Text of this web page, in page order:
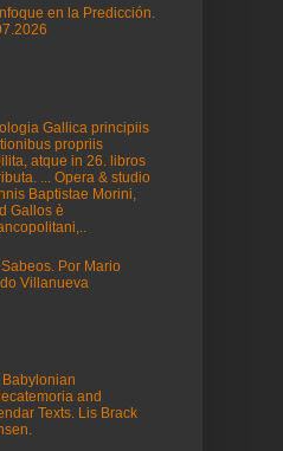
en la Predicción.
Gallica principiis
propriis
atque in 26. libros
... Opera & studio
Baptistae Morini,
Gallos è
Por Mario
Villanueva
Babylonian
and
Texts. Lis Brack